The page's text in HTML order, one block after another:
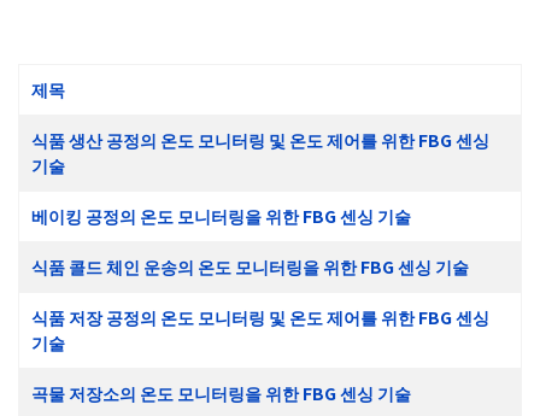
제목
식품 생산 공정의 온도 모니터링 및 온도 제어를 위한 FBG 센싱
기술
베이킹 공정의 온도 모니터링을 위한 FBG 센싱 기술
식품 콜드 체인 운송의 온도 모니터링을 위한 FBG 센싱 기술
식품 저장 공정의 온도 모니터링 및 온도 제어를 위한 FBG 센싱
기술
곡물 저장소의 온도 모니터링을 위한 FBG 센싱 기술